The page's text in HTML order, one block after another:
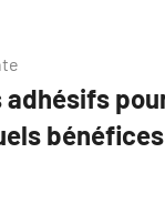
adhésifs
bénéfices